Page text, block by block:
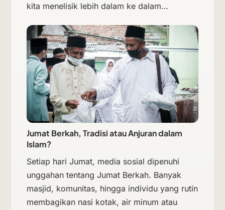
kita menelisik lebih dalam ke dalam…
Jumat Berkah, Tradisi atau Anjuran dalam
Islam?
Setiap hari Jumat, media sosial dipenuhi
unggahan tentang Jumat Berkah. Banyak
masjid, komunitas, hingga individu yang rutin
membagikan nasi kotak, air minum atau